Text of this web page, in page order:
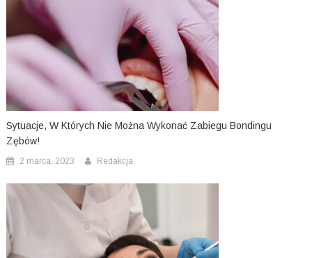
Sytuacje, W Których Nie Można Wykonać Zabiegu Bondingu
Zębów!
2 marca, 2023 Redakcja